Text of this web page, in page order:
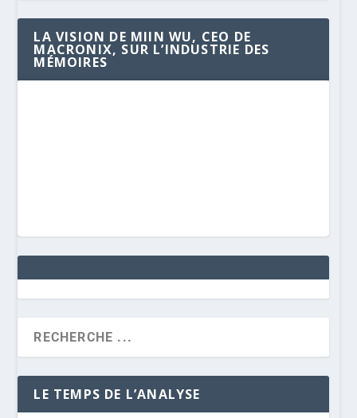
LA VISION DE MIIN WU, CEO DE
MACRONIX, SUR L’INDUSTRIE DES
MÉMOIRES
LE TEMPS DE L’ANALYSE